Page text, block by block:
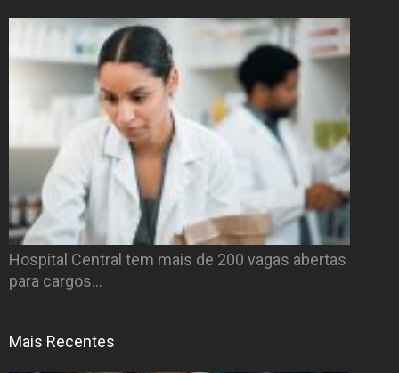
Hospital Central tem mais de 200 vagas abertas
para cargos…
Mais Recentes